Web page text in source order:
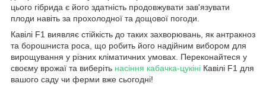
цього гібрида є його здатність продовжувати зав'язувати
плоди навіть за прохолодної та дощової погоди.
Кавілі F1 виявляє стійкість до таких захворювань, як антракноз
та борошниста роса, що робить його надійним вибором для
вирощування у різних кліматичних умовах. Переконайтеся у
своєму врожаї та виберіть насіння кабачка-цукіні Кавілі F1 для
вашого саду чи ферми вже сьогодні!